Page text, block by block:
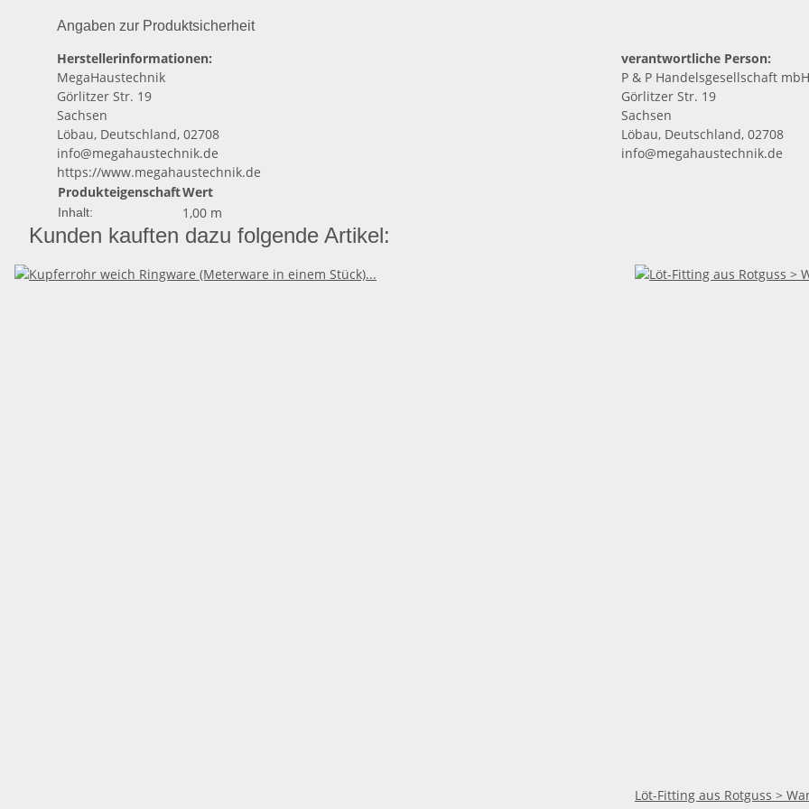
Angaben zur Produktsicherheit
Herstellerinformationen:
MegaHaustechnik
Görlitzer Str. 19
Sachsen
Löbau, Deutschland, 02708
info@megahaustechnik.de
https://www.megahaustechnik.de
verantwortliche Person:
P & P Handelsgesellschaft mbH
Görlitzer Str. 19
Sachsen
Löbau, Deutschland, 02708
info@megahaustechnik.de
ProdukteigenschaftWert
Inhalt: 1,00 m
Kunden kauften dazu folgende Artikel:
Löt-Fitting aus Rotguss >